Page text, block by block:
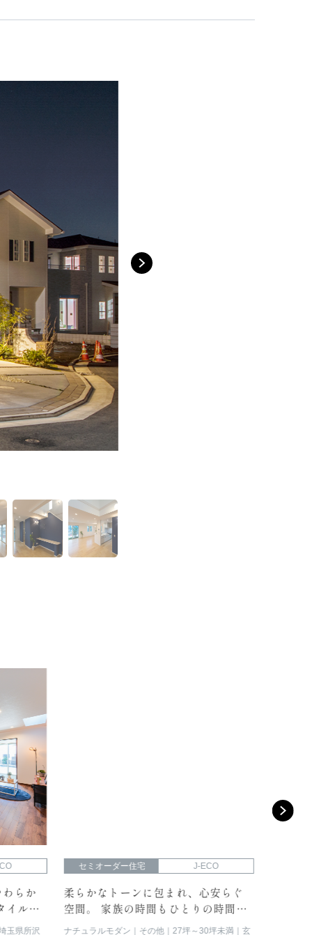
らか
ルで
県所沢
セミオーダー住宅 J-ECO
柔らかなトーンに包まれ、心安らぐ
空間。 家族の時間もひとりの時間も
大切にできるお家。
ナチュラルモダン その他 27坪～30坪未満
玄